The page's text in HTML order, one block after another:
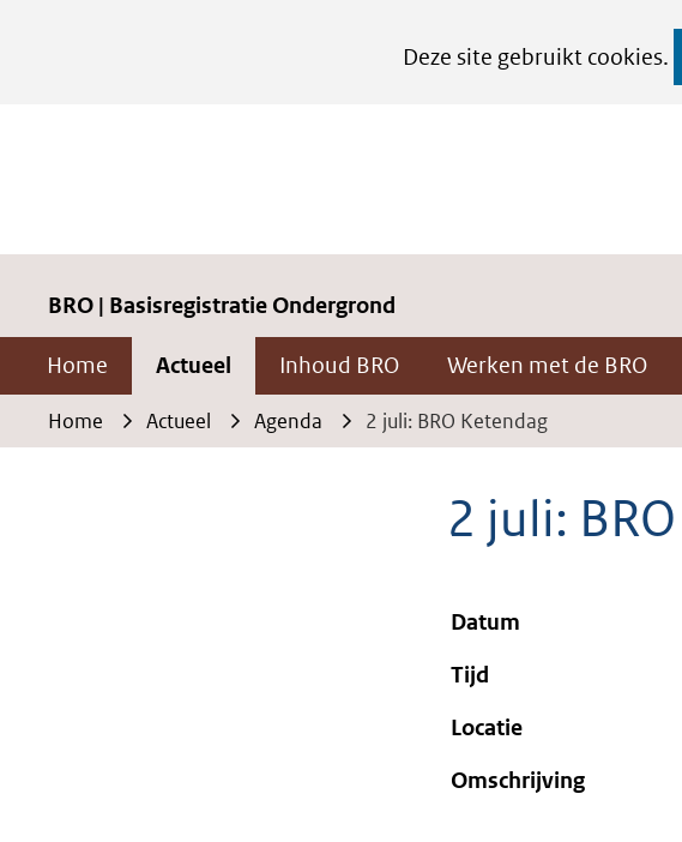
Deze site gebruikt cookies.
van
cookies
op
deze
website
worden
BRO | Basisregistratie Ondergrond
Home Actueel Inhoud BRO Werken met de BRO
Home Actueel Agenda 2 juli: BRO Ketendag
2 juli:
Datum
Tijd
Locatie
Omschrijving